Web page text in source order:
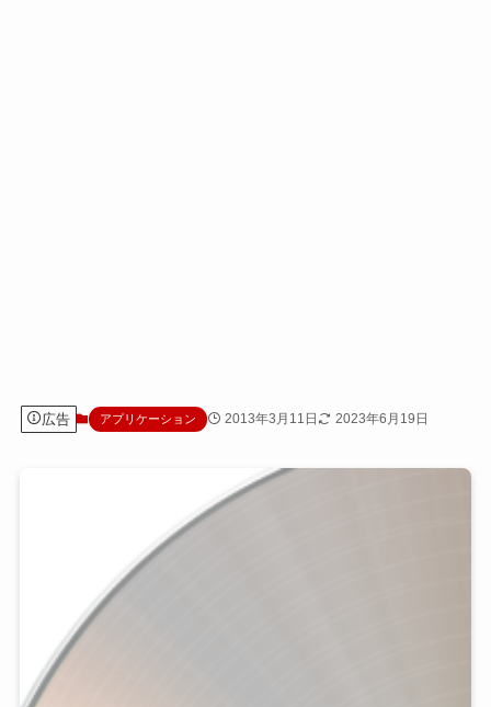
広告 アプリケーション 2013年3月11日 2023年6月19日